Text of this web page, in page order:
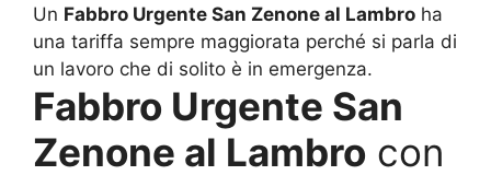
Un Fabbro Urgente San Zenone al Lambro ha
una tariffa sempre maggiorata perché si parla di
un lavoro che di solito è in emergenza.
Fabbro Urgente San
Zenone al Lambro con